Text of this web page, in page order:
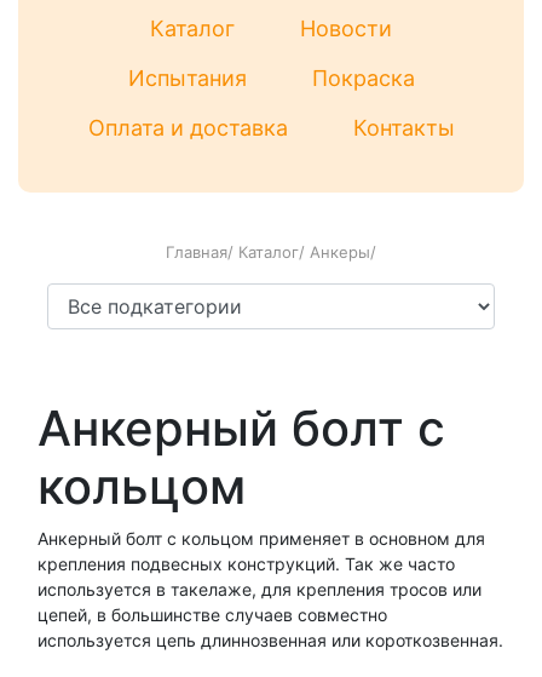
Каталог
Новости
Испытания
Покраска
Оплата и доставка
Контакты
Главная/ Каталог/ Анкеры/
Анкерный болт с
кольцом
Анкерный болт с кольцом применяет в основном для
крепления подвесных конструкций. Так же часто
используется в такелаже, для крепления тросов или
цепей, в большинстве случаев совместно
используется цепь длиннозвенная или короткозвенная.